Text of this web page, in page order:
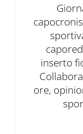
inserto
ore,